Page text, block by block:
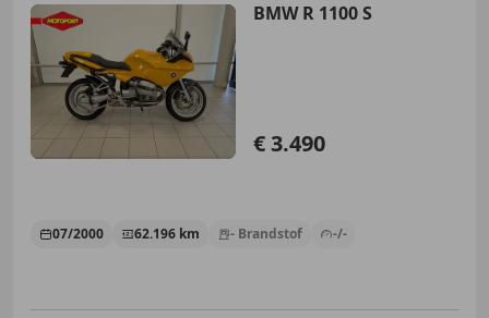
BMW R 1100 S
€ 3.490
07/2000 62.196 km - Brandstof -/-